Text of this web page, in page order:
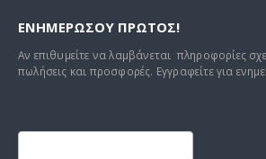
ΕΝΗΜΕΡΩΣΟΥ ΠΡΩΤΟΣ!
Αν επιθυμείτε να λαμβάνεται πληροφορίες
πωλήσεις και προσφορές. Εγγραφείτε για
mailchimp